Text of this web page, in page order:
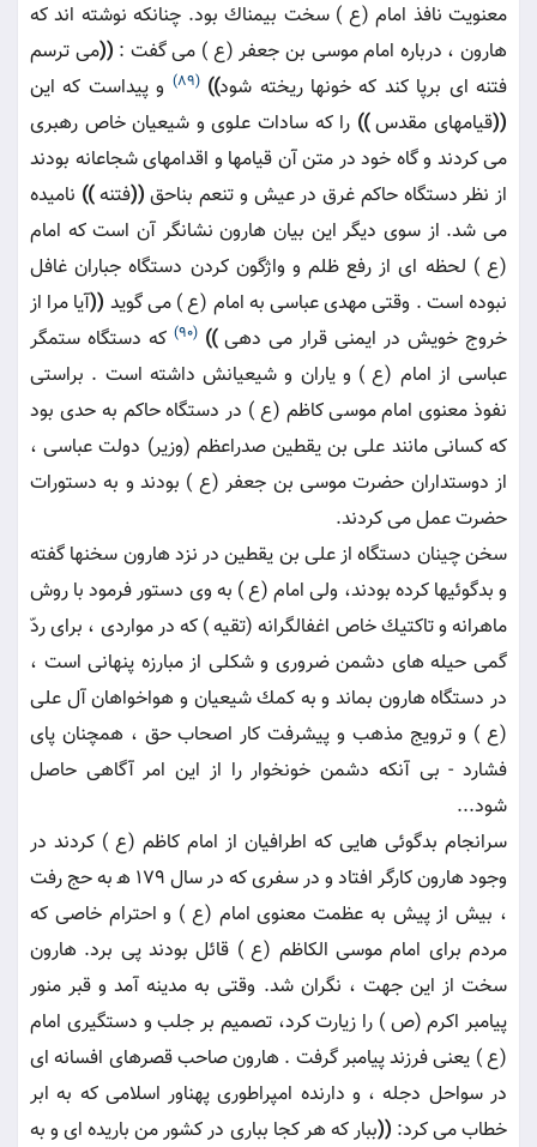
معنويت نافذ امام (ع ) سخت بيمناك بود. چنانكه نوشته اند كه
هارون ، درباره امام موسى بن جعفر (ع ) مى گفت : ((مى ترسم
فتنه اى برپا كند كه خونها ريخته شود))
(89)
و پيداست كه اين
((قيامهاى مقدس)) را كه سادات علوى و شيعيان خاص رهبرى
مى كردند و گاه خود در متن آن قيامها و اقدامهاى شجاعانه بودند
از نظر دستگاه حاكم غرق در عيش و تنعم بناحق ((فتنه)) ناميده
مى شد. از سوى ديگر اين بيان هارون نشانگر آن است كه امام
(ع ) لحظه اى از رفع ظلم و واژگون كردن دستگاه جباران غافل
نبوده است . وقتى مهدى عباسى به امام (ع ) مى گويد ((آيا مرا از
خروج خويش در ايمنى قرار مى دهى))
(90)
كه دستگاه ستمگر
عباسى از امام (ع ) و ياران و شيعيانش داشته است . براستى
نفوذ معنوى امام موسى كاظم (ع ) در دستگاه حاكم به حدى بود
كه كسانى مانند على بن يقطين صدراعظم (وزير) دولت عباسى ،
از دوستداران حضرت موسى بن جعفر (ع ) بودند و به دستورات
حضرت عمل مى كردند.
سخن چينان دستگاه از على بن يقطين در نزد هارون سخنها گفته
و بدگوئيها كرده بودند، ولى امام (ع ) به وى دستور فرمود با روش
ماهرانه و تاكتيك خاص اغفالگرانه (تقيه ) كه در مواردى ، براى ردّ
گمى حيله هاى دشمن ضرورى و شكلى از مبارزه پنهانى است ،
در دستگاه هارون بماند و به كمك شيعيان و هواخواهان آل على
(ع ) و ترويج مذهب و پيشرفت كار اصحاب حق ، همچنان پاى
فشارد - بى آنكه دشمن خونخوار را از اين امر آگاهى حاصل
شود...
سرانجام بدگوئى هايى كه اطرافيان از امام كاظم (ع ) كردند در
وجود هارون كارگر افتاد و در سفرى كه در سال 179 ه‍ به حج رفت
، بيش از پيش به عظمت معنوى امام (ع ) و احترام خاصى كه
مردم براى امام موسى الكاظم (ع ) قائل بودند پى برد. هارون
سخت از اين جهت ، نگران شد. وقتى به مدينه آمد و قبر منور
پيامبر اكرم (ص ) را زيارت كرد، تصميم بر جلب و دستگيرى امام
(ع ) يعنى فرزند پيامبر گرفت . هارون صاحب قصرهاى افسانه اى
در سواحل دجله ، و دارنده امپراطورى پهناور اسلامى كه به ابر
خطاب مى كرد: ((ببار كه هر كجا ببارى در كشور من باريده اى و به